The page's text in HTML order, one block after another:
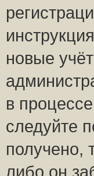
новые
в
следуйте
получено,
либо он